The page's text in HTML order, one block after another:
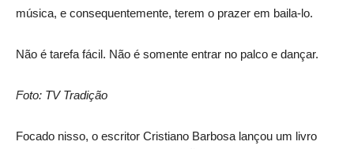
música, e consequentemente, terem o prazer em baila-lo.
Não é tarefa fácil. Não é somente entrar no palco e dançar.
Foto: TV Tradição
Focado nisso, o escritor Cristiano Barbosa lançou um livro